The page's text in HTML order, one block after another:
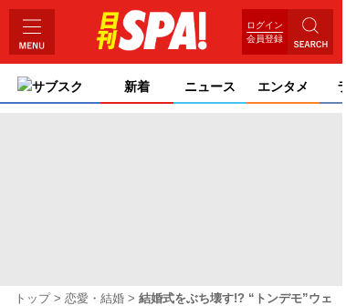
ログイン
会員登録
サブスク 新着 ニュース エンタメ
トップ 恋愛・結婚
結婚式をぶち壊す!? “トンデモ”ウェ